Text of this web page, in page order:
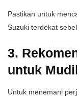
Pastikan untuk
Suzuki terdekat
3.
untuk
Untuk menemani